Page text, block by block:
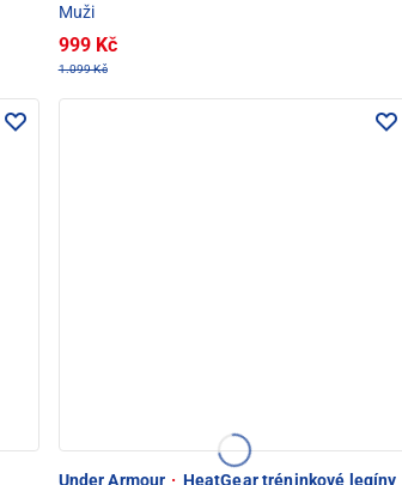
Muži
999 Kč
1.099 Kč
Under Armour · HeatGear tréninkové legíny